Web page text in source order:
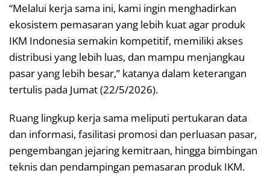
“Melalui kerja sama ini, kami ingin menghadirkan
ekosistem pemasaran yang lebih kuat agar produk
IKM Indonesia semakin kompetitif, memiliki akses
distribusi yang lebih luas, dan mampu menjangkau
pasar yang lebih besar,” katanya dalam keterangan
tertulis pada Jumat (22/5/2026).
Ruang lingkup kerja sama meliputi pertukaran data
dan informasi, fasilitasi promosi dan perluasan pasar,
pengembangan jejaring kemitraan, hingga bimbingan
teknis dan pendampingan pemasaran produk IKM.